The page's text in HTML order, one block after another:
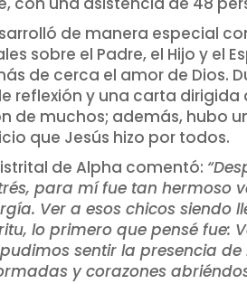
de manera especial
sobre el Padre, el Hijo y el
de cerca el amor de Dios.
reflexión y una carta dirigida
de muchos; además, hubo
que Jesús hizo por todos.
de Alpha comentó:
para mí fue tan hermoso
Ver a esos chicos siendo
lo primero que pensé fue:
sentir la presencia
y corazones